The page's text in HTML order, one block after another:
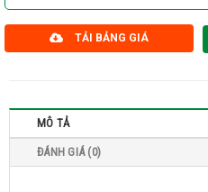
TẢI BẢNG GIÁ
MÔ TẢ
ĐÁNH GIÁ (0)